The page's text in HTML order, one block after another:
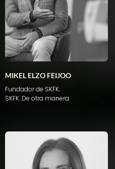
MIKEL ELZO FEIJOO
Fundador de SKFK.
SKFK. De otra manera.